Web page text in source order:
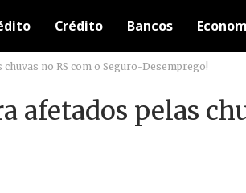
Crédito Bancos
chuvas no RS com o Seguro-Desemprego!
afetados pelas